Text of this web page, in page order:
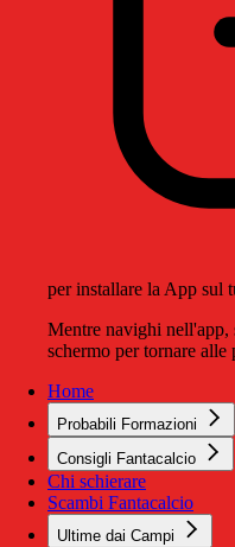
per installare la App sul
Mentre navighi nell'app,
schermo per tornare alle
Home
Probabili Formazioni
Consigli Fantacalcio
Chi schierare
Scambi Fantacalcio
Ultime dai Campi